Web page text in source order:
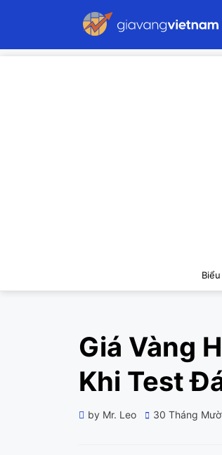
Giá Vàng
Khi Test
by Mr. Leo
Posted
30 Tháng